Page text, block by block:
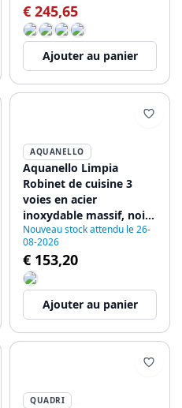
€ 245,65
Ajouter au panier
AQUANELLO
Aquanello Limpia
Robinet de cuisine 3
voies en acier
inoxydable massif, noir,
avec eau filtrée BL-1600-
LP
Nouveau stock attendu le 26-
08-2026
€ 153,20
Ajouter au panier
QUADRI